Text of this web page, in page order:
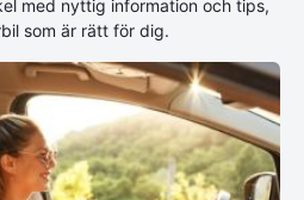
med nyttig information och tips,
som är rätt för dig.